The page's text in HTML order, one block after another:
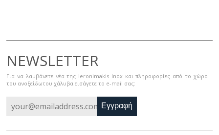
NEWSLETTER
Για να λαμβάνετε νέα της Ieronimakis Inox και πληροφορίες από το χώρο
του ανοξείδωτου χάλυβα εισάγετε το e-mail σας:
Εγγραφή